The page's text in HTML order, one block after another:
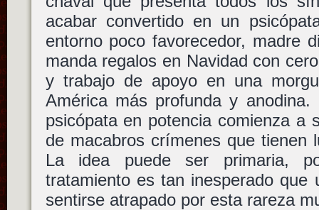
acabar convertido en un
entorno poco favorecedor, madre
manda regalos en Navidad con
y trabajo de apoyo en una
América más profunda y
psicópata en potencia comienza a
de macabros crímenes que tienen
La idea puede ser primaria,
tratamiento es tan inesperado que
sentirse atrapado por esta rareza